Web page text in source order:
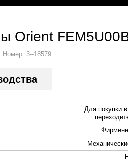
Orient
Номер: 3--18579
Для покупки